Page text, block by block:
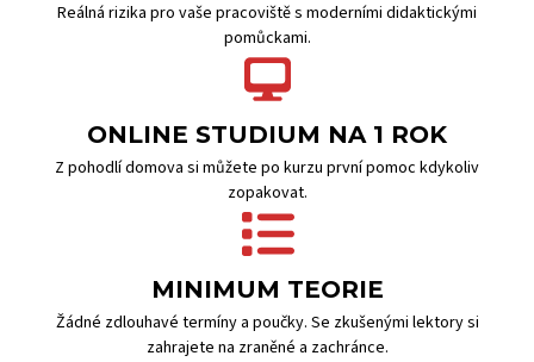
Reálná rizika pro vaše pracoviště s moderními didaktickými
pomůckami.
ONLINE STUDIUM NA 1 ROK
Z pohodlí domova si můžete po kurzu první pomoc kdykoliv
zopakovat.
MINIMUM TEORIE
Žádné zdlouhavé termíny a poučky. Se zkušenými lektory si
zahrajete na zraněné a zachránce.